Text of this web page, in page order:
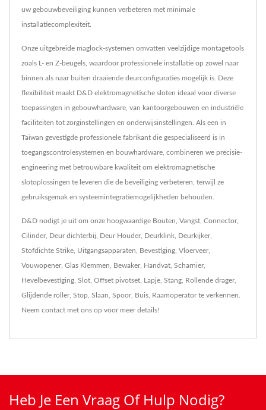
uw gebouwbeveiliging kunnen verbeteren met minimale
installatiecomplexiteit.
Onze uitgebreide maglock-systemen omvatten veelzijdige montagetools
zoals L- en Z-beugels, waardoor professionele installatie op zowel naar
binnen als naar buiten draaiende deurconfiguraties mogelijk is. Deze
flexibiliteit maakt D&D elektromagnetische sloten ideaal voor diverse
toepassingen in gebouwhardware, van kantoorgebouwen en industriële
faciliteiten tot zorginstellingen en onderwijsinstellingen. Als een in
Taiwan gevestigde professionele fabrikant die gespecialiseerd is in
toegangscontrolesystemen en bouwhardware, combineren we precisie-
engineering met betrouwbare kwaliteit om elektromagnetische
slotoplossingen te leveren die de beveiliging verbeteren, terwijl ze
gebruiksgemak en systeemintegratiemogelijkheden behouden.
D&D nodigt je uit om onze hoogwaardige Bouten Vangst Connector,
Cilinder, Deur dichterbij Deur Houder, Deurklink Deurkijker,
Stofdichte Strike Uitgangsapparaten Bevestiging Vloerveer,
Vouwopener, Glas Klemmen Bewaker, Handvat Scharnier,
Hevelbevestiging Slot Offset pivotset Lapje Stang Rollende drager,
Glijdende roller, Stop Slaan Spoor, Buis Raamoperatorte verkennen.
Neem contact met ons op voor meer details!
Heb Je Een Vraag Of Hulp Nodig?